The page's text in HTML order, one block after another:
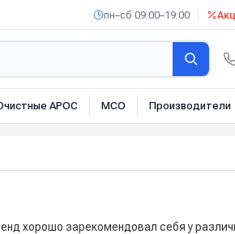
пн–сб 09:00–19:00
АРОС МСО Производители
хорошо зарекомендовал себя у